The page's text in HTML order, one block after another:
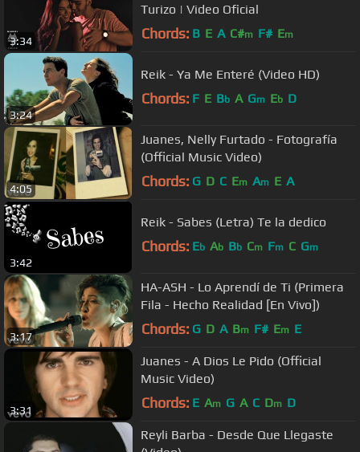
3:34
Turizo | Video Oficial
Chords: B E A C#m F# Em
3:24
Reik - Ya Me Enteré (Video HD)
Chords: F E Bb A Gm Eb D
4:05
Juanes, Nelly Furtado - Fotografía
(Official Music Video)
Chords: G D C Em Am E A
3:42
Reik - Sabes (Letra) Te la dedico
Chords: Eb Ab Bb Cm Fm C Gm
3:17
HA-ASH - Lo Aprendí de Ti (Primera
Fila - Hecho Realidad [En Vivo])
Chords: G D A Bm F# Em E
3:31
Juanes - A Dios Le Pido (Official
Music Video)
Chords: E Am G A C Dm D
Reyli Barba - Desde Que Llegaste